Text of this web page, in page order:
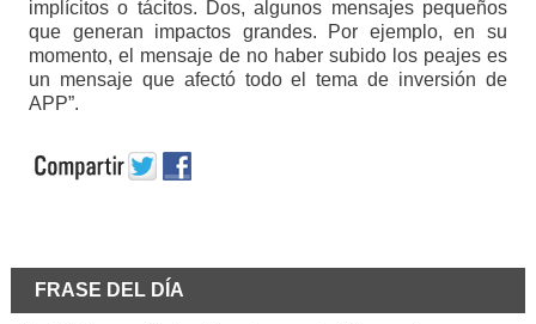
implícitos o tácitos. Dos, algunos mensajes pequeños
que generan impactos grandes. Por ejemplo, en su
momento, el mensaje de no haber subido los peajes es
un mensaje que afectó todo el tema de inversión de
APP”.
FRASE DEL DÍA